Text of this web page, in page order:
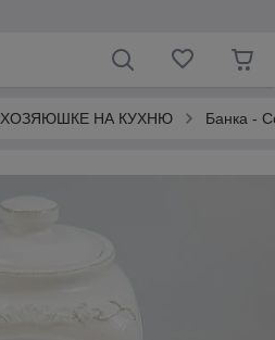
ХОЗЯЮШКЕ НА КУХНЮ Банка -